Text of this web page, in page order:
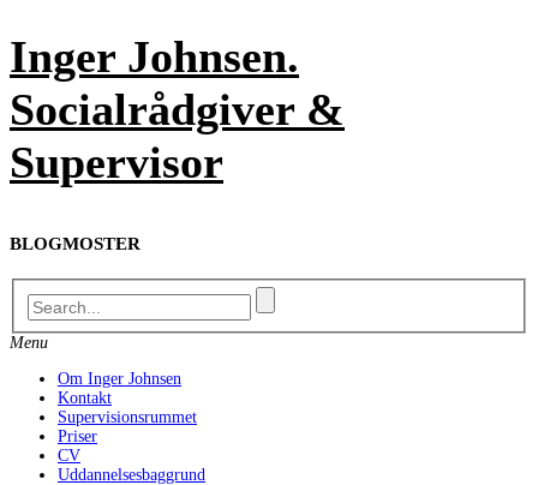
Skip
content
Inger Johnsen.
Socialrådgiver &
Supervisor
BLOGMOSTER
Menu
Om Inger Johnsen
Kontakt
Supervisionsrummet
Priser
CV
Uddannelsesbaggrund